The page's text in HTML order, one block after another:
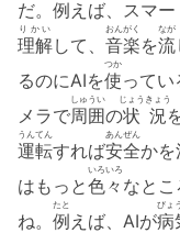
だ。 例 えば、スマー
理解
りかい
して、 音楽
おんがく
を流
なが
るのにAIを使
つか
メラで周囲
しゅうい
の状況
じょうきょう
運転
うんてん
すれば安全
あんぜん
かを
はもっと色々
いろいろ
なと
ね。 例
たと
えば、AIが病
びょ